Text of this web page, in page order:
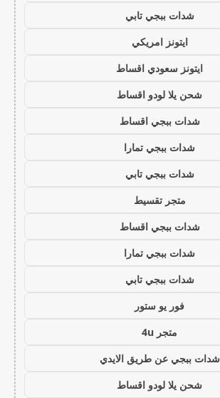
شدات ببجي تابي
ايتونز امريكي
ايتونز سعودي اقساط
شحن يلا لودو اقساط
شدات ببجي اقساط
شدات ببجي تمارا
شدات ببجي تابي
متجر تقسيط
شدات ببجي اقساط
شدات ببجي تمارا
شدات ببجي تابي
فور يو ستور
متجر 4u
شدات ببجي عن طريق الايدي
شحن يلا لودو اقساط